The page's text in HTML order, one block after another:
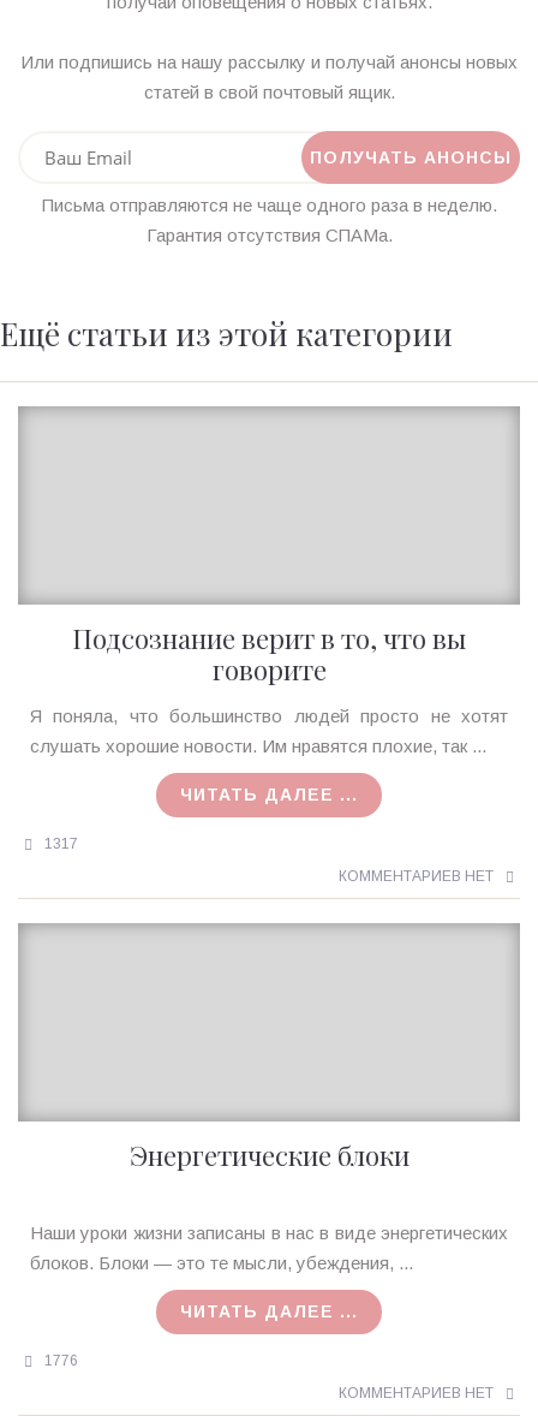
Или подпишись на нашу рассылку и получай анонсы новых
статей в свой почтовый ящик.
Письма отправляются не чаще одного раза в неделю.
Гарантия отсутствия СПАМа.
Ещё статьи из этой категории
Подсознание верит в то, что вы
говорите
Ирина
MagicTantra
Я поняла, что большинство людей просто не хотят
слушать хорошие новости. Им нравятся плохие, так ...
ЧИТАТЬ ДАЛЕЕ ...
1317
КОММЕНТАРИЕВ НЕТ
Энергетические блоки
Ирина
MagicTantra
Наши уроки жизни записаны в нас в виде энергетических
блоков. Блоки — это те мысли, убеждения, ...
ЧИТАТЬ ДАЛЕЕ ...
1776
КОММЕНТАРИЕВ НЕТ